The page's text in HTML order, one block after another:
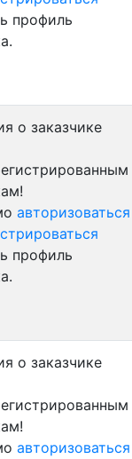
профиль
о заказчике
авторизоваться
профиль
о заказчике
авторизоваться